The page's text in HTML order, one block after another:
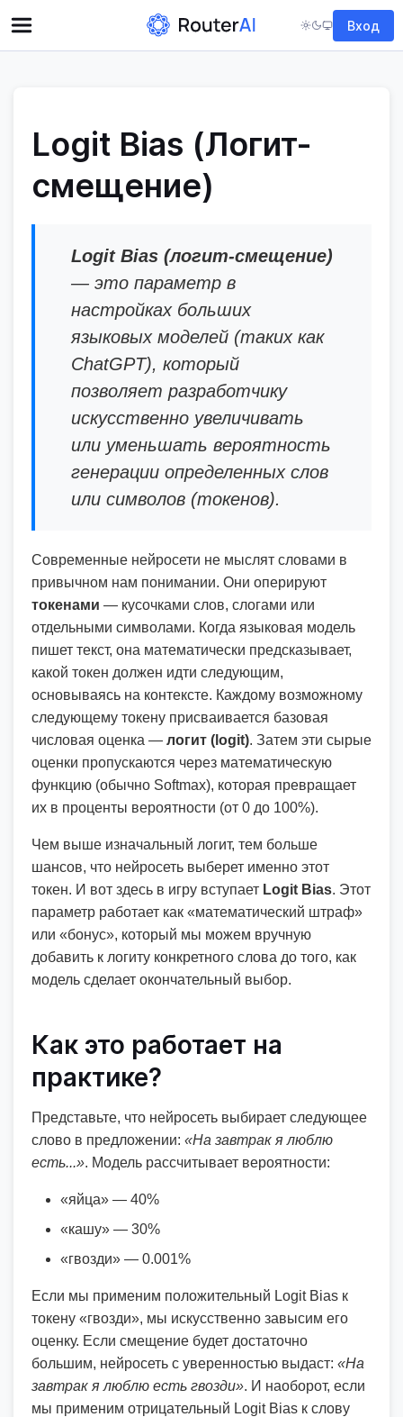
Вход
Logit Bias (Логит-
смещение)
Logit Bias (логит-смещение)
— это параметр в
настройках больших
языковых моделей (таких как
ChatGPT), который
позволяет разработчику
искусственно увеличивать
или уменьшать вероятность
генерации определенных слов
или символов (токенов).
Современные нейросети не мыслят словами в
привычном нам понимании. Они оперируют
токенами — кусочками слов, слогами или
отдельными символами. Когда языковая модель
пишет текст, она математически предсказывает,
какой токен должен идти следующим,
основываясь на контексте. Каждому возможному
следующему токену присваивается базовая
числовая оценка — логит (logit). Затем эти сырые
оценки пропускаются через математическую
функцию (обычно Softmax), которая превращает
их в проценты вероятности (от 0 до 100%).
Чем выше изначальный логит, тем больше
шансов, что нейросеть выберет именно этот
токен. И вот здесь в игру вступает Logit Bias. Этот
параметр работает как «математический штраф»
или «бонус», который мы можем вручную
добавить к логиту конкретного слова до того, как
модель сделает окончательный выбор.
Как это работает на
практике?
Представьте, что нейросеть выбирает следующее
слово в предложении: «На завтрак я люблю
есть...». Модель рассчитывает вероятности:
«яйца» — 40%
«кашу» — 30%
«гвозди» — 0.001%
Если мы применим положительный Logit Bias к
токену «гвозди», мы искусственно завысим его
оценку. Если смещение будет достаточно
большим, нейросеть с уверенностью выдаст: «На
завтрак я люблю есть гвозди». И наоборот, если
мы применим отрицательный Logit Bias к слову